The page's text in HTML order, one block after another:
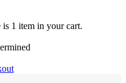
is 1 item in your cart.